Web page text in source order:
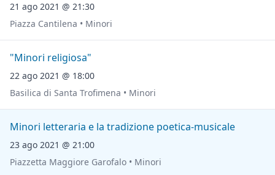
21 ago 2021 @ 21:30
Piazza Cantilena • Minori
"Minori religiosa"
22 ago 2021 @ 18:00
Basilica di Santa Trofimena • Minori
Minori letteraria e la tradizione poetica-musicale
23 ago 2021 @ 21:00
Piazzetta Maggiore Garofalo • Minori